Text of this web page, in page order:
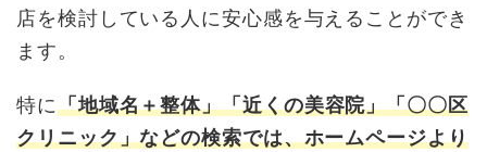
店を検討している人に安心感を与えることができ
ます。
特に「地域名＋整体」「近くの美容院」「〇〇区
クリニック」などの検索では、ホームページより